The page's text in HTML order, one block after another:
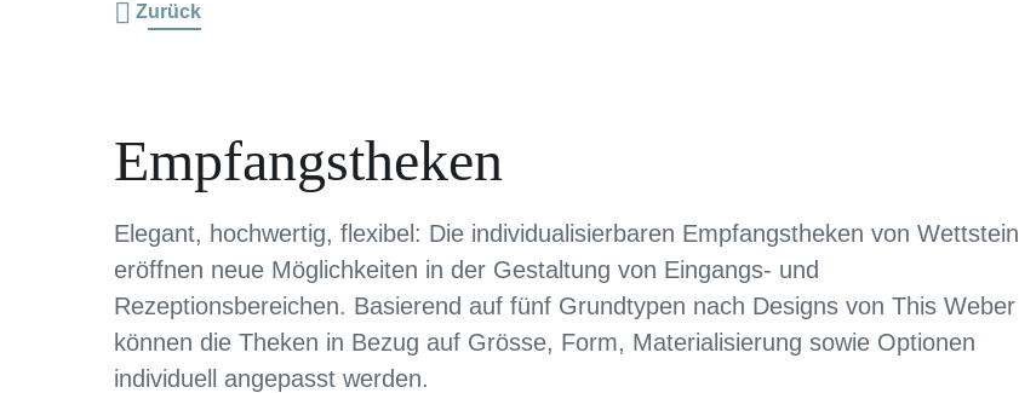
Zurück
Empfangstheken
Elegant, hochwertig, flexibel: Die individualisierbaren Empfangstheken von Wettstein
eröffnen neue Möglichkeiten in der Gestaltung von Eingangs- und
Rezeptionsbereichen. Basierend auf fünf Grundtypen nach Designs von This Weber
können die Theken in Bezug auf Grösse, Form, Materialisierung sowie Optionen
individuell angepasst werden.